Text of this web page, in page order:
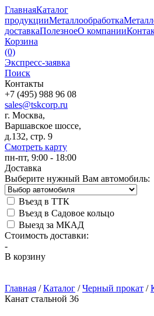
ГлавнаяКаталог
продукцииМеталлообработка
доставкаПолезноеО компании
Корзина
(0)
Экспресс-заявка
Поиск
Контакты
+7 (495) 988 96 08
sales@tskcorp.ru
г. Москва,
Варшавское шоссе,
д.132, стр. 9
Смотреть карту
пн-пт, 9:00 - 18:00
Доставка
Выберите нужный Вам автомобиль:
Въезд в ТТК
Въезд в Садовое кольцо
Выезд за МКАД
Стоимость доставки:
-
В корзину
Главная /Каталог /Черный прокат /
Канат стальной 36